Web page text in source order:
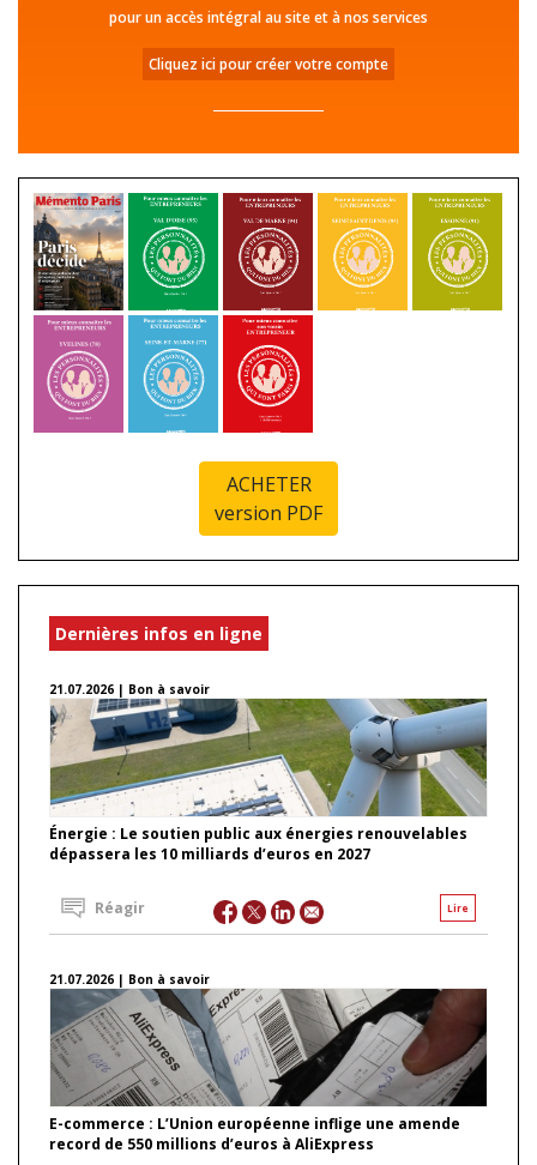
pour un accès intégral au site et à nos services
Cliquez ici pour créer votre compte
ACHETER
version PDF
Dernières infos en ligne
21.07.2026 | Bon à savoir
Énergie : Le soutien public aux énergies renouvelables
dépassera les 10 milliards d’euros en 2027
Lire
Réagir
21.07.2026 | Bon à savoir
E-commerce : L’Union européenne inflige une amende
record de 550 millions d’euros à AliExpress